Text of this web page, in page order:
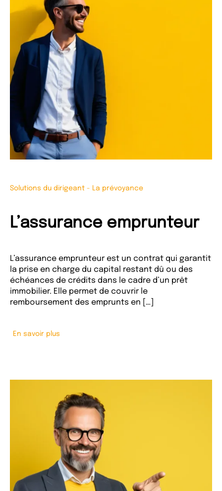
Solutions du dirigeant - La prévoyance
L’assurance emprunteur
L’assurance emprunteur est un contrat qui garantit
la prise en charge du capital restant dû ou des
échéances de crédits dans le cadre d’un prêt
immobilier. Elle permet de couvrir le
remboursement des emprunts en […]
En savoir plus